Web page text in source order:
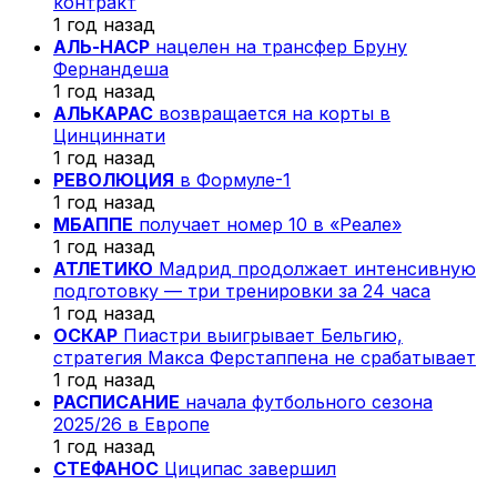
1 год назад
АЛЬ-НАСР нацелен на трансфер Бруну
Фернандеша
1 год назад
АЛЬКАРАС возвращается на корты в
Цинциннати
1 год назад
РЕВОЛЮЦИЯ в Формуле-1
1 год назад
МБАППЕ получает номер 10 в «Реале»
1 год назад
АТЛЕТИКО Мадрид продолжает интенсивную
подготовку — три тренировки за 24 часа
1 год назад
ОСКАР Пиастри выигрывает Бельгию,
стратегия Макса Ферстаппена не срабатывает
1 год назад
РАСПИСАНИЕ начала футбольного сезона
2025/26 в Европе
1 год назад
СТЕФАНОС Циципас завершил